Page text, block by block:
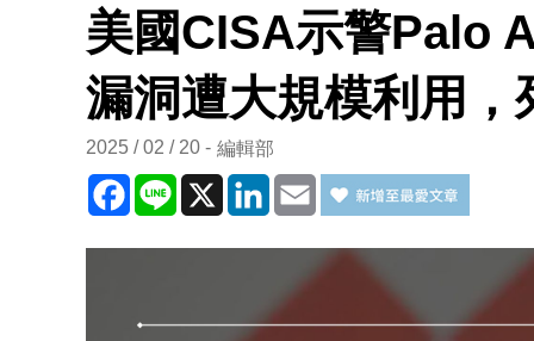
美國CISA示警Palo
漏洞遭大規模利用，
2025 / 02 / 20 編輯部
Facebook
Line X LinkedInEmail